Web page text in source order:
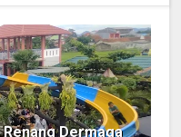
Dermaga